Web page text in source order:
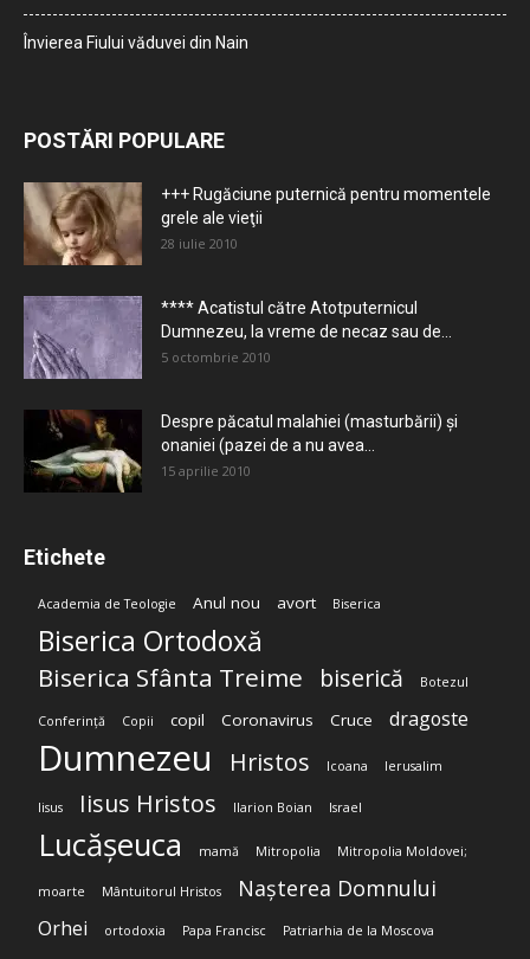
Învierea Fiului văduvei din Nain
POSTĂRI POPULARE
+++ Rugăciune puternică pentru momentele
grele ale vieţii
28 iulie 2010
**** Acatistul către Atotputernicul
Dumnezeu, la vreme de necaz sau de...
5 octombrie 2010
Despre păcatul malahiei (masturbării) şi
onaniei (pazei de a nu avea...
15 aprilie 2010
Etichete
Academia de Teologie Anul nou avort Biserica
Biserica Ortodoxă
Biserica Sfânta Treime biserică Botezul
Conferință Copii copil Coronavirus Cruce dragoste
Dumnezeu Hristos Icoana Ierusalim
Iisus Iisus Hristos Ilarion Boian Israel
Lucășeuca mamă Mitropolia Mitropolia Moldovei;
moarte Mântuitorul Hristos Nașterea Domnului
Orhei ortodoxia Papa Francisc Patriarhia de la Moscova